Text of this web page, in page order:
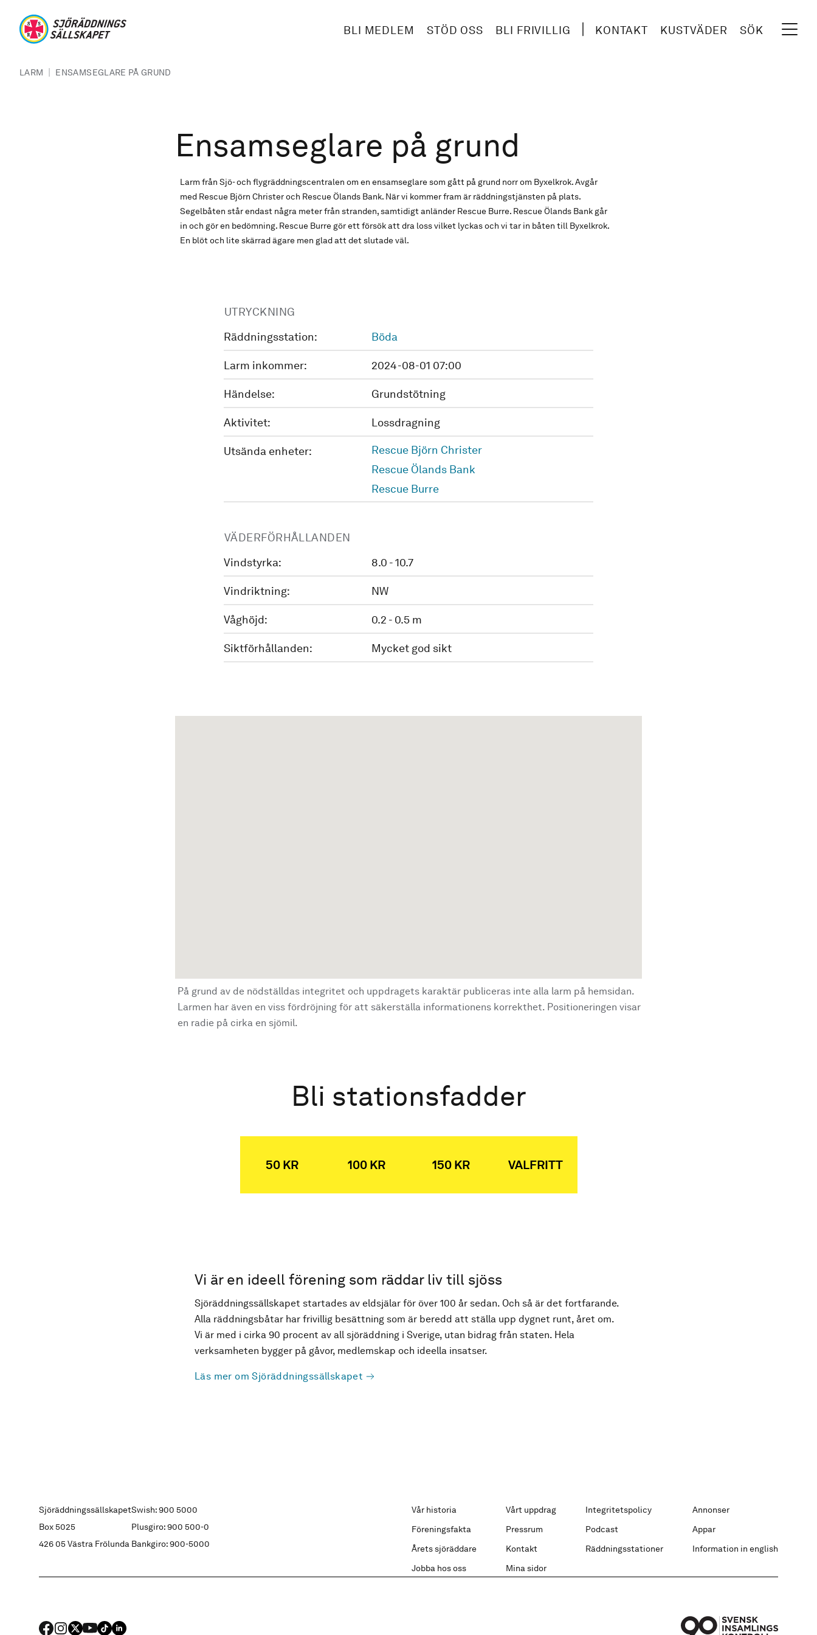
BLI MEDLEM STÖD OSS BLI FRIVILLIG KONTAKT KUSTVÄDER SÖK
LARM | ENSAMSEGLARE PÅ GRUND
Ensamseglare på grund
Larm från Sjö- och flygräddningscentralen om en ensamseglare som gått på grund norr om Byxelkrok. Avgår
med Rescue Björn Christer och Rescue Ölands Bank. När vi kommer fram är räddningstjänsten på plats.
Segelbåten står endast några meter från stranden, samtidigt anländer Rescue Burre. Rescue Ölands Bank går
in och gör en bedömning. Rescue Burre gör ett försök att dra loss vilket lyckas och vi tar in båten till Byxelkrok.
En blöt och lite skärrad ägare men glad att det slutade väl.
UTRYCKNING
Räddningsstation:
Böda
Larm inkommer: 2024-08-01 07:00
Händelse: Grundstötning
Aktivitet: Lossdragning
Utsända enheter:
Rescue Björn Christer
Rescue Ölands Bank
Rescue Burre
VÄDERFÖRHÅLLANDEN
Vindstyrka:
8.0 - 10.7
Vindriktning: NW
Våghöjd: 0.2 - 0.5 m
Siktförhållanden: Mycket god sikt
På grund av de nödställdas integritet och uppdragets karaktär publiceras inte alla larm på hemsidan.
Larmen har även en viss fördröjning för att säkerställa informationens korrekthet. Positioneringen visar
en radie på cirka en sjömil.
Bli stationsfadder
50 KR 100 KR 150 KR VALFRITT
Vi är en ideell förening som räddar liv till sjöss
Sjöräddningssällskapet startades av eldsjälar för över 100 år sedan. Och så är det fortfarande.
Alla räddningsbåtar har frivillig besättning som är beredd att ställa upp dygnet runt, året om.
Vi är med i cirka 90 procent av all sjöräddning i Sverige, utan bidrag från staten. Hela
verksamheten bygger på gåvor, medlemskap och ideella insatser.
Läs mer om Sjöräddningssällskapet
Sjöräddningssällskapet
Box 5025
426 05 Västra Frölunda
Swish: 900 5000
Plusgiro: 900 500-0
Bankgiro: 900-5000
Vår historia Vårt uppdrag Integritetspolicy
Annonser
Föreningsfakta
Pressrum Podcast
Appar
Årets sjöräddare
Kontakt Räddningsstationer
Information in english
Jobba hos oss
Mina sidor